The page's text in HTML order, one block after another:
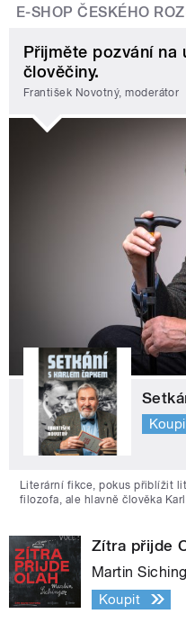
E-SHOP ČESKÉHO
Přijměte pozvání na
člověčiny.
František Novotný, moderátor
Literární fikce, pokus přiblížit
filozofa, ale hlavně člověka
Zítra přijde
Martin
Koupit